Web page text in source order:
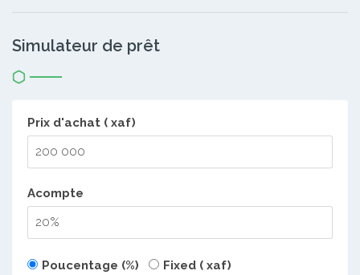
Simulateur de prêt
Prix d'achat ( xaf)
Acompte
Poucentage (%) Fixed ( xaf)